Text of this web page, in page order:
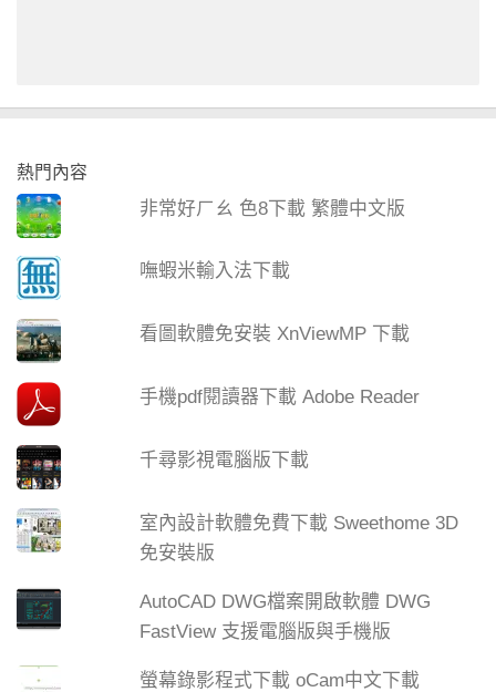
熱門內容
非常好ㄏㄠ 色8下載 繁體中文版
嘸蝦米輸入法下載
看圖軟體免安裝 XnViewMP 下載
手機pdf閱讀器下載 Adobe Reader
千尋影視電腦版下載
室內設計軟體免費下載 Sweethome 3D
免安裝版
AutoCAD DWG檔案開啟軟體 DWG
FastView 支援電腦版與手機版
螢幕錄影程式下載 oCam中文下載